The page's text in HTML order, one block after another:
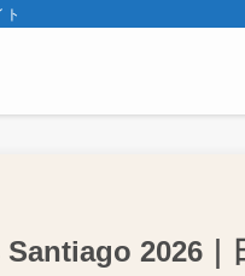
2026｜